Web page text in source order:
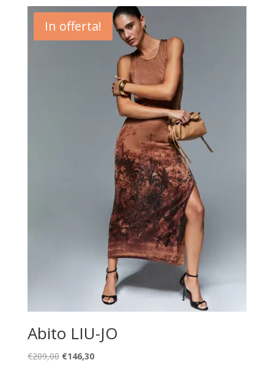
In offerta!
Abito LIU-JO
€209,00 Il
€146,30Il